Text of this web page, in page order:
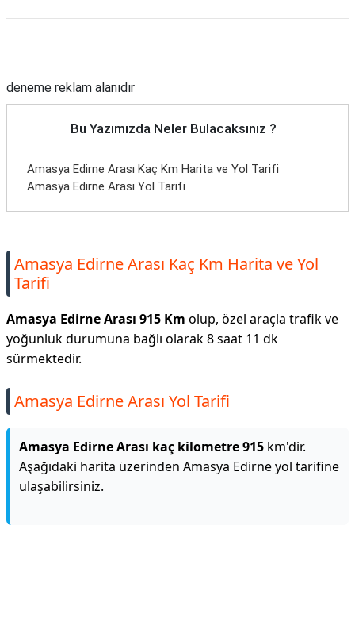
deneme reklam alanıdır
Bu Yazımızda Neler Bulacaksınız ?
Amasya Edirne Arası Kaç Km Harita ve Yol Tarifi
Amasya Edirne Arası Yol Tarifi
Amasya Edirne Arası Kaç Km Harita ve Yol
Tarifi
Amasya Edirne Arası 915 Km olup, özel araçla trafik ve
yoğunluk durumuna bağlı olarak 8 saat 11 dk
sürmektedir.
Amasya Edirne Arası Yol Tarifi
Amasya Edirne Arası kaç kilometre 915 km'dir.
Aşağıdaki harita üzerinden Amasya Edirne yol tarifine
ulaşabilirsiniz.